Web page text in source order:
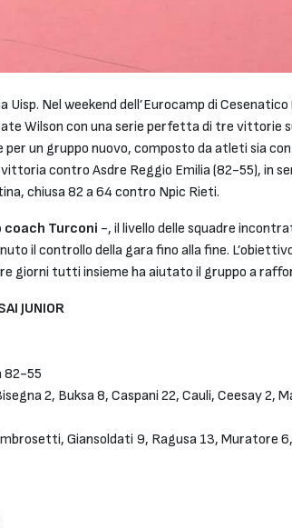
Uisp. Nel weekend dell’Eurocamp di
Wilson con una serie perfetta di tre vittorie
un gruppo nuovo, composto da atleti sia
contro Asdre Reggio Emilia (82-55), in
chiusa 82 a 64 contro Npic Rieti.
Turconi -, il livello delle squadre
il controllo della gara fino alla fine.
giorni tutti insieme ha aiutato il gruppo a
JUNIOR
82-55
2, Buksa 8, Caspani 22, Cauli, Ceesay 2,
Giansoldati 9, Ragusa 13, Muratore